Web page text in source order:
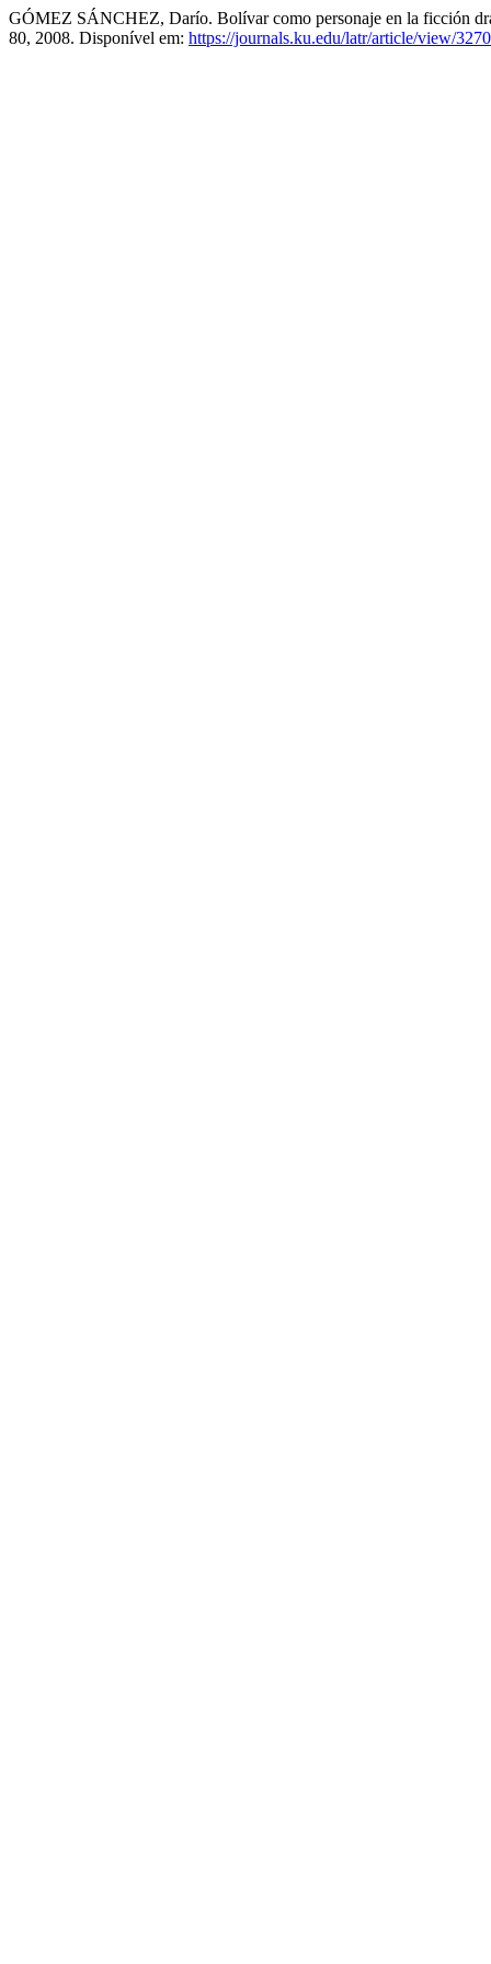
GÓMEZ SÁNCHEZ, Darío. Bolívar como personaje en la ficción
80, 2008. Disponível em: https://journals.ku.edu/latr/article/view/3270